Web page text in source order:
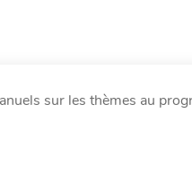
sur les thèmes au